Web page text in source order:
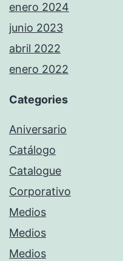
enero 2024
junio 2023
abril 2022
enero 2022
Categories
Aniversario
Catálogo
Catalogue
Corporativo
Medios
Medios
Medios